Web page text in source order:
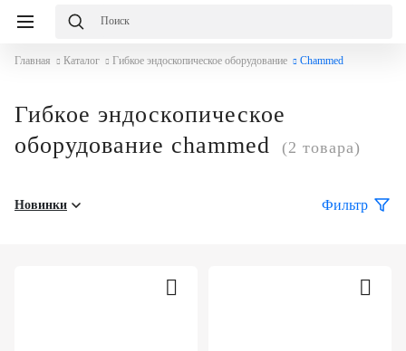
Главная Каталог Гибкое эндоскопическое оборудование Chammed
Гибкое эндоскопическое
оборудование chammed
(2 товара)
Новинки Фильтр